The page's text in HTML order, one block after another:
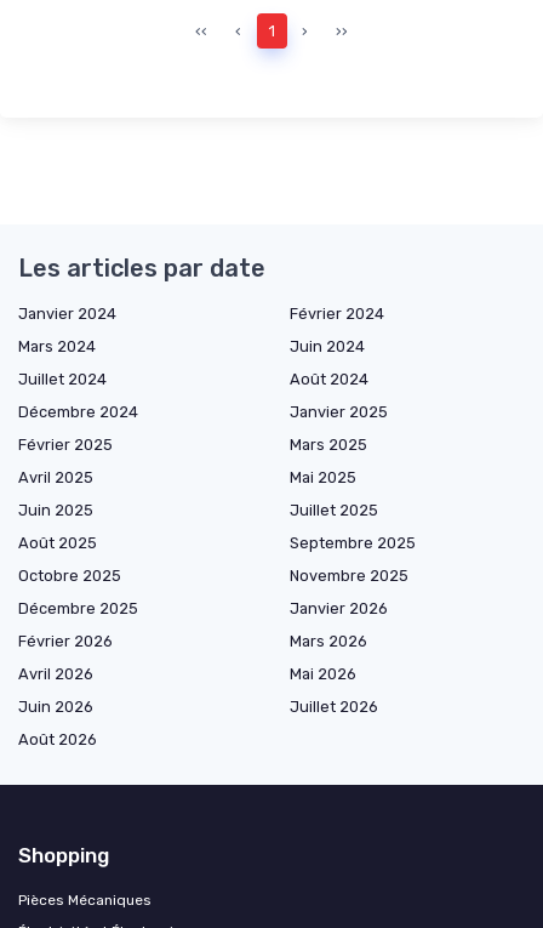
‹‹ ‹ 1 › ››
Les articles par date
Janvier 2024
Février 2024
Mars 2024
Juin 2024
Juillet 2024
Août 2024
Décembre 2024
Janvier 2025
Février 2025
Mars 2025
Avril 2025
Mai 2025
Juin 2025
Juillet 2025
Août 2025
Septembre 2025
Octobre 2025
Novembre 2025
Décembre 2025
Janvier 2026
Février 2026
Mars 2026
Avril 2026
Mai 2026
Juin 2026
Juillet 2026
Août 2026
Shopping
Pièces Mécaniques